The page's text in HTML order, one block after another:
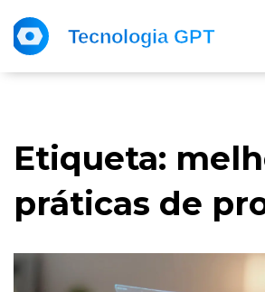
Etiqueta:
práticas de